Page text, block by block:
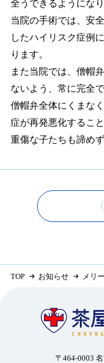
全うできるようになり
当院の手術では、安
したハイリスク症例
ります。
また当院では、僧帽
ないよう、常に完全
僧帽弁全体にくまな
症が再発悪化するこ
重傷な子たちも諦め
TOP お知らせ メリ
〒464-0003